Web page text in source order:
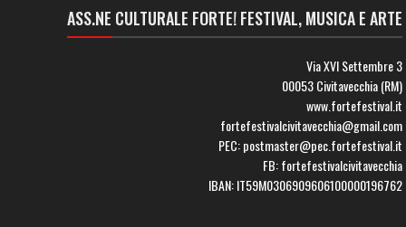
ASS.NE CULTURALE FORTE! FESTIVAL, MUSICA E ARTE
Via XVI Settembre 3
00053 Civitavecchia (RM)
www.fortefestival.it
fortefestivalcivitavecchia@gmail.com
PEC: postmaster@pec.fortefestival.it
FB: fortefestivalcivitavecchia
IBAN: IT59M0306909606100000196762